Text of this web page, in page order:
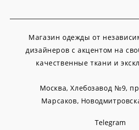
Магазин одежды от
дизайнеров с акцентом на
качественные ткани и
Москва, Хлебозавод №9,
Марсаков,
Telegram